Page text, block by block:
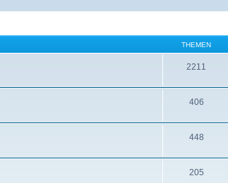
THEMEN
2211
406
448
205